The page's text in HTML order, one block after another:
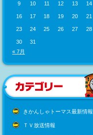
9 10 11 12 13 14
16 17 18 19 20 21
23 24 25 26 27 28
30
31
« 7月
きかんしゃトーマス最新情報
ＴＶ放送情報